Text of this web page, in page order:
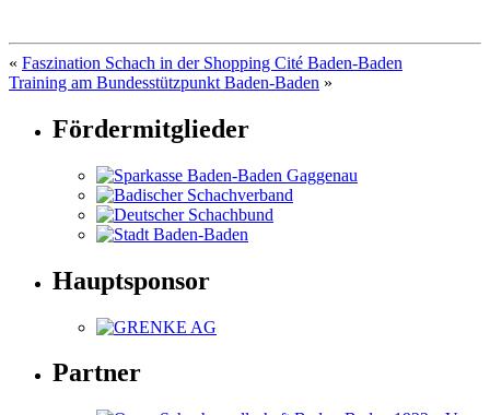
« Faszination Schach in der Shopping Cité Baden-Baden
Training am Bundesstützpunkt Baden-Baden »
Fördermitglieder
Hauptsponsor
Partner